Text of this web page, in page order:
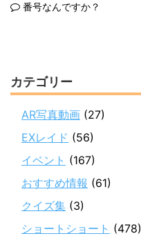
番号なんですか？
カテゴリー
AR写真動画 (27)
EXレイド (56)
イベント (167)
おすすめ情報 (61)
クイズ集 (3)
ショートショート (478)